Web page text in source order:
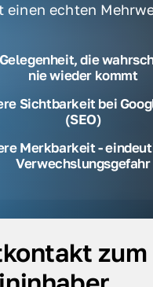
einen echten
die
nie wieder kommt
Sichtbarkeit bei
(SEO)
Merkbarkeit -
Verwechslungsgefahr
zum